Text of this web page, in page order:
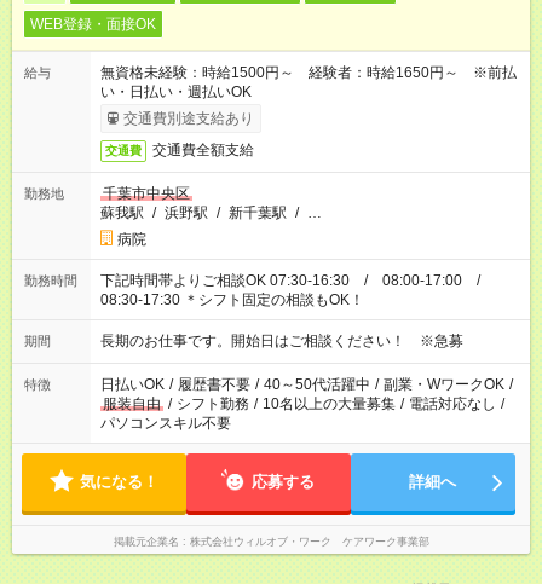
WEB登録・面接OK
給与
無資格未経験：時給1500円～ 経験者：時給1650円～ ※前払
い・日払い・週払いOK
交通費別途支給あり
交通費 交通費全額支給
勤務地
千葉市中央区
蘇我駅 / 浜野駅 / 新千葉駅 / …
病院
勤務時間
下記時間帯よりご相談OK 07:30-16:30 / 08:00-17:00 /
08:30-17:30 ＊シフト固定の相談もOK！
期間 長期のお仕事です。開始日はご相談ください！ ※急募
特徴 日払いOK / 履歴書不要 / 40～50代活躍中 / 副業・WワークOK /
服装自由 / シフト勤務 / 10名以上の大量募集 / 電話対応なし /
パソコンスキル不要
気になる！ 応募する 詳細へ
掲載元企業名 株式会社ウィルオブ・ワーク ケアワーク事業部